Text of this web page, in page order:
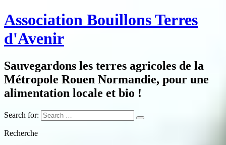
Association Bouillons Terres
d'Avenir
Sauvegardons les terres agricoles de la
Métropole Rouen Normandie, pour une
alimentation locale et bio !
Search for:
Recherche